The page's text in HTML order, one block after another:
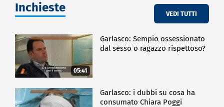
Inchieste VEDI TUTTI
05:41
Garlasco: Sempio ossessionato
dal sesso o ragazzo rispettoso?
Garlasco: i dubbi su cosa ha
consumato Chiara Poggi